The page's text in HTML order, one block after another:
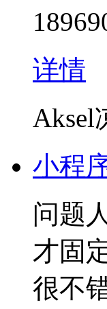
详情
Aksel
小程
问题
才固
很不